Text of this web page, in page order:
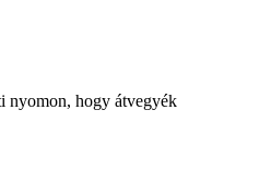
nyomon, hogy átvegyék